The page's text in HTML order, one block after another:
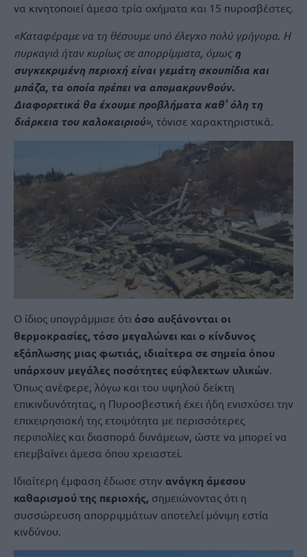
να κινητοποιεί άμεσα τρία οχήματα και 15 πυροσβέστες.
«Καταφέραμε να τη θέσουμε υπό έλεγχο πολύ γρήγορα. Η
πυρκαγιά ήταν κυρίως σε απορρίμματα, όμωςη
συγκεκριμένη περιοχή είναι γεμάτη σκουπίδια και
μπάζα, τα οποία πρέπει να απομακρυνθούν.
Διαφορετικά θα έχουμε προβλήματα καθ’ όλη τη
διάρκεια του καλοκαιριού», τόνισε χαρακτηριστικά.
Ο ίδιος υπογράμμισε ότι όσο αυξάνονται οι
θερμοκρασίες, τόσο μεγαλώνει και ο κίνδυνος
εξάπλωσης μιας φωτιάς, ιδιαίτερα σε σημεία όπου
υπάρχουν μεγάλες ποσότητες εύφλεκτων υλικών
Όπως ανέφερε, λόγω και του υψηλού δείκτη
επικινδυνότητας, η Πυροσβεστική έχει ήδη ενισχύσει την
επιχειρησιακή της ετοιμότητα με περισσότερες
περιπολίες και διασπορά δυνάμεων, ώστε να μπορεί να
επεμβαίνει άμεσα όπου χρειαστεί.
Ιδιαίτερη έμφαση έδωσε στην ανάγκη άμεσου
καθαρισμού της περιοχής, σημειώνοντας ότι η
συσσώρευση απορριμμάτων αποτελεί μόνιμη εστία
κινδύνου.